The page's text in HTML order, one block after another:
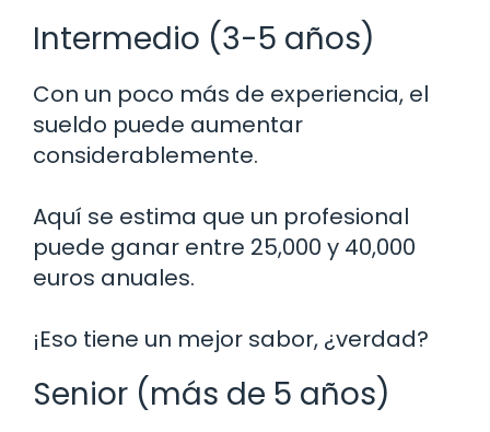
Intermedio (3-5 años)
Con un poco más de experiencia, el
sueldo puede aumentar
considerablemente.
Aquí se estima que un profesional
puede ganar entre 25,000 y 40,000
euros anuales.
¡Eso tiene un mejor sabor, ¿verdad?
Senior (más de 5 años)